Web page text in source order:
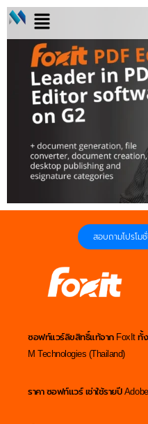
สอบถามโปรโม
ซอฟท์แวร์ลิขสิทธิ์แท้จาก FoxIt ทั้
M Technologies (Thailand)
ราคา ซอฟท์แวร์ เช่าใช้รายปี Adobe